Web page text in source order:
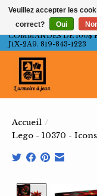
LIVRAISON
COMMANDES DE 100$
J1X-2A9. 819-843-1223
Accueil /
Lego - 10370 -
Veuillez accepter les
correct?
Oui